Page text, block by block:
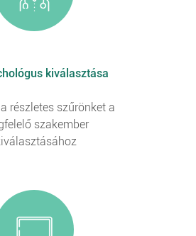
kiválasztása
részletes szűrönket a
szakember